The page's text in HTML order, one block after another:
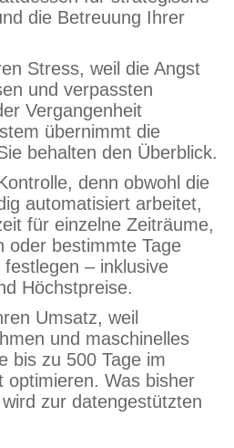
die Betreuung Ihrer
Stress, weil die Angst
und verpassten
Vergangenheit
übernimmt die
behalten den Überblick.
denn obwohl die
automatisiert arbeitet,
für einzelne Zeiträume,
oder bestimmte Tage
– inklusive
Höchstpreise.
Umsatz, weil
und maschinelles
bis zu 500 Tage im
optimieren. Was bisher
zur datengestützten